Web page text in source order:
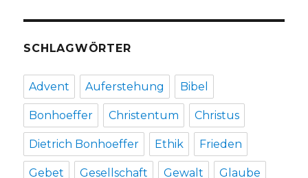
SCHLAGWÖRTER
Advent Auferstehung Bibel
Bonhoeffer Christentum Christus
Dietrich Bonhoeffer Ethik Frieden
Gebet Gesellschaft Gewalt Glaube